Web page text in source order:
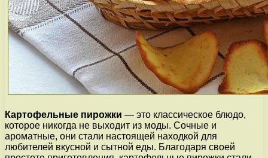
Картофельные пирожки — это классическое блюдо,
которое никогда не выходит из моды. Сочные и
ароматные, они стали настоящей находкой для
любителей вкусной и сытной еды. Благодаря своей